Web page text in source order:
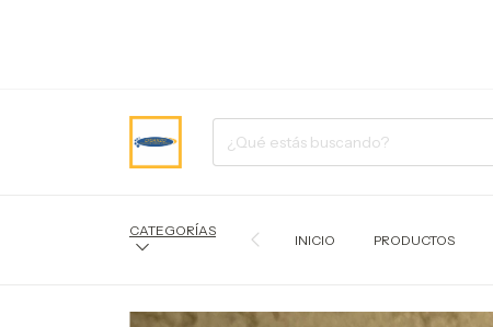
CATEGORÍAS
INICIO PRODUCTOS